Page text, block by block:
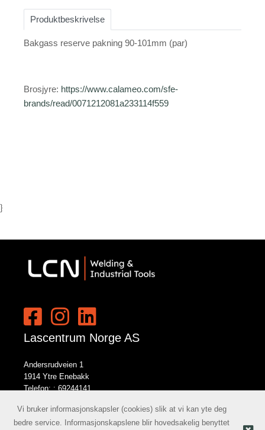
Produktbeskrivelse
Bakgass reserve pakning 90-101mm (par)
Brosjyre: https://www.calameo.com/sfe-
brands/read/0071212081a233114f559
}
Lascentrum Norge AS
Andersrudveien 1
1914 Ytre Enebakk
Telefon: : 69244141
Vi bruker informasjonskapsler (cookies) slik at vi kan yte deg
bedre service. Informasjonskapslene blir hovedsakelig benyttet